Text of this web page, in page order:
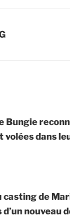
Bungie
dans
casting de
nouveau